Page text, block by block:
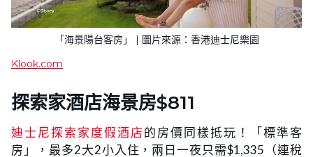
「海景陽台客房」 | 圖片來源：香港迪士尼樂園
Klook.com
探索家酒店海景房$811
迪士尼探索家度假酒店的房價同樣抵玩！「標準客
房」，最多2大2小入住，兩日一夜只需$1,335（連稅